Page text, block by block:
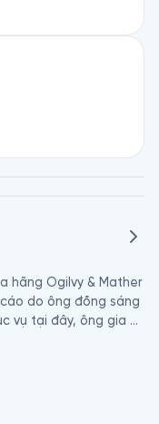
hay bằng cấp.
phát triển toàn
hãng Ogilvy & Mather
do ông đồng sáng
vụ tại đây, ông gia
đốc truyền thông cấp
giả sách.
quảng cáo là
ông.